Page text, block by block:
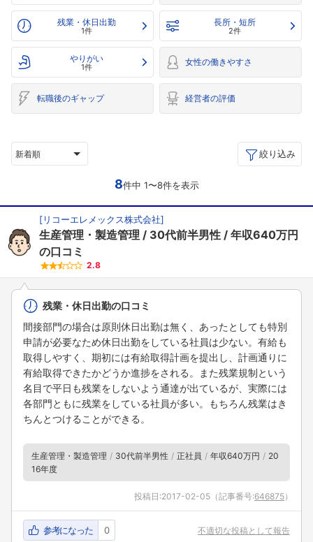
残業・休日出勤
1件
長所・短所
2件
やりがい
1件 女性の働きやすさ
転職後のギャップ 経営者の評価
新着順 絞り込み
8件中 1〜8件を表示
[リコーエレメックス株式会社]
生産管理・製造管理 30代前半男性
年収640万円
の口コミ
2.8
残業・休日出勤の口コミ
間接部門の場合は原則休日出勤は無く、あったとしても特別
申請が必要なため休日出勤をしている社員は少ない。有給も
取得しやすく、期初には有給取得計画を提出し、計画通りに
有給取得できたかどうか進捗をされる。また残業規制という
名目で平日も残業をしないよう通達が出ているが、実際には
各部門ともに残業をしている社員が多い。もちろん残業はき
ちんとつけることができる。
生産管理・製造管理 30代前半男性 正社員 年収640万円
20
16年度
投稿日:2017-02-05 （記事番号:646875）
参考になった 0 不適切な投稿として報告